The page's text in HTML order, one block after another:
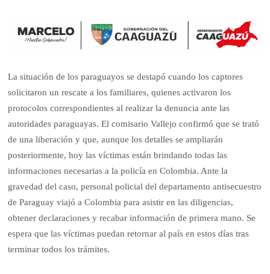
La situación de los paraguayos se destapó cuando los captores
solicitaron un rescate a los familiares, quienes activaron los
protocolos correspondientes al realizar la denuncia ante las
autoridades paraguayas. El comisario Vallejo confirmó que se trató
de una liberación y que, aunque los detalles se ampliarán
posteriormente, hoy las víctimas están brindando todas las
informaciones necesarias a la policía en Colombia. Ante la
gravedad del caso, personal policial del departamento antisecuestro
de Paraguay viajó a Colombia para asistir en las diligencias,
obtener declaraciones y recabar información de primera mano. Se
espera que las víctimas puedan retornar al país en estos días tras
terminar todos los trámites.